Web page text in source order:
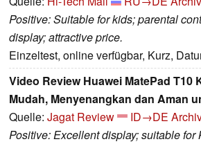
Positive: Suitable for kids; parental
display; attractive price.
Einzeltest, online verfügbar, Kurz,
Video Review Huawei MatePad T10
Mudah, Menyenangkan dan Aman
Quelle: Jagat Review ID→DE
Positive: Excellent display; suitable for